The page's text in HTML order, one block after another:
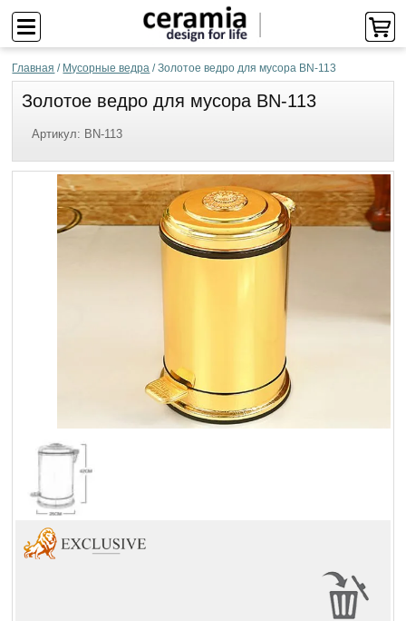
Главная / Мусорные ведра /Золотое ведро для мусора BN-113
Золотое ведро для мусора BN-113
Артикул: BN-113